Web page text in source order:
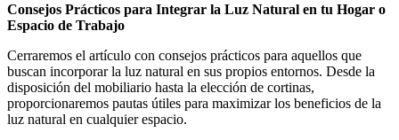
Consejos Prácticos para Integrar la Luz Natural en tu Hogar o
Espacio de Trabajo
Cerraremos el artículo con consejos prácticos para aquellos que
buscan incorporar la luz natural en sus propios entornos. Desde la
disposición del mobiliario hasta la elección de cortinas,
proporcionaremos pautas útiles para maximizar los beneficios de la
luz natural en cualquier espacio.